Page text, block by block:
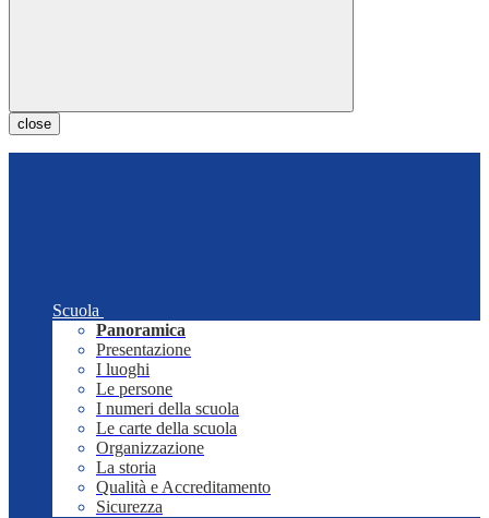
close
Scuola
Panoramica
Presentazione
I luoghi
Le persone
I numeri della scuola
Le carte della scuola
Organizzazione
La storia
Qualità e Accreditamento
Sicurezza